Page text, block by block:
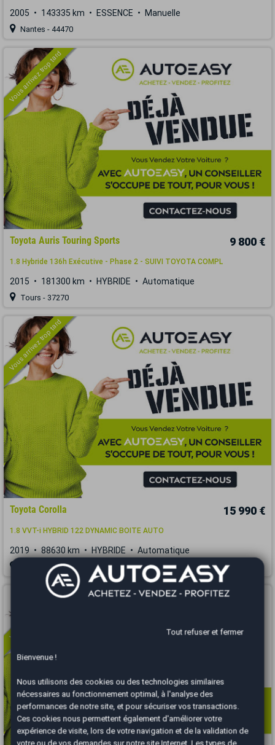
2005 143335 km ESSENCE Manuelle
Nantes - 44470
Vous arrivez trop tard
Toyota Auris Touring Sports 9 800 €
1.8 Hybride 136h Exécutive - Phase 2 - SUIVI TOYOTA COMPL
2015 181300 km HYBRIDE Automatique
Tours - 37270
Vous arrivez trop tard
Toyota Corolla 15 990 €
1.8 VVT-i HYBRID 122 DYNAMIC BOITE AUTO
2019 88630 km HYBRIDE Automatique
Nice - 06300
Vous arrivez trop tard Tout refuser et fermer
Bienvenue !
Nous utilisons des cookies ou des technologies similaires
nécessaires au fonctionnement optimal, à l'analyse des
performances de notre site, et pour sécuriser vos transactions.
Ces cookies nous permettent également d'améliorer votre
expérience de visite, lors de votre navigation et de la validation de
votre ou de vos demandes sur notre site Internet. Les types de